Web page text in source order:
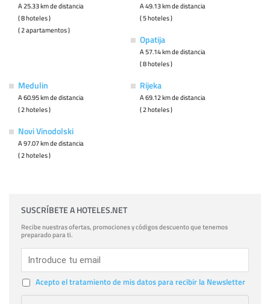
A 25.33 km de distancia
( 8 hoteles )
( 2 apartamentos )
A 49.13 km de distancia
( 5 hoteles )
Opatija
A 57.14 km de distancia
( 8 hoteles )
Medulin
A 60.95 km de distancia
( 2 hoteles )
Rijeka
A 69.12 km de distancia
( 2 hoteles )
Novi Vinodolski
A 97.07 km de distancia
( 2 hoteles )
SUSCRÍBETE A HOTELES.NET
Recibe nuestras ofertas, promociones y códigos descuento que tenemos
preparado para ti.
Acepto el tratamiento de mis datos para recibir la Newsletter